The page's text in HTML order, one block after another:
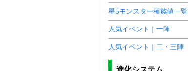
星5モンスター種族値一覧
人気イベント｜一陣
人気イベント｜二・三陣
進化システム